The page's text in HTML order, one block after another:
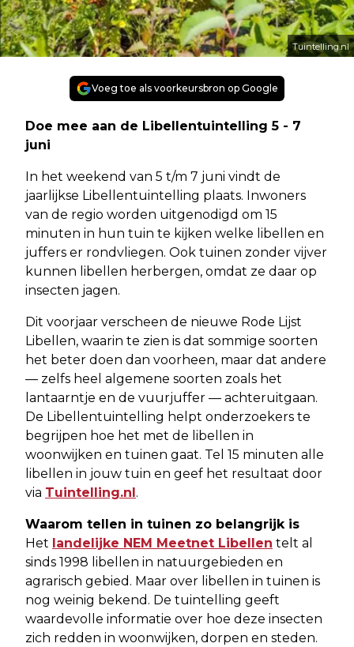
Tuintelling.nl
Voeg toe als voorkeursbron op Google
Doe mee aan de Libellentuintelling 5 - 7
juni
In het weekend van 5 t/m 7 juni vindt de
jaarlijkse Libellentuintelling plaats. Inwoners
van de regio worden uitgenodigd om 15
minuten in hun tuin te kijken welke libellen en
juffers er rondvliegen. Ook tuinen zonder vijver
kunnen libellen herbergen, omdat ze daar op
insecten jagen.
Dit voorjaar verscheen de nieuwe Rode Lijst
Libellen, waarin te zien is dat sommige soorten
het beter doen dan voorheen, maar dat andere
— zelfs heel algemene soorten zoals het
lantaarntje en de vuurjuffer — achteruitgaan.
De Libellentuintelling helpt onderzoekers te
begrijpen hoe het met de libellen in
woonwijken en tuinen gaat. Tel 15 minuten alle
libellen in jouw tuin en geef het resultaat door
via Tuintelling.nl .
Waarom tellen in tuinen zo belangrijk is
Het landelijke NEM Meetnet Libellen telt al
sinds 1998 libellen in natuurgebieden en
agrarisch gebied. Maar over libellen in tuinen is
nog weinig bekend. De tuintelling geeft
waardevolle informatie over hoe deze insecten
zich redden in woonwijken, dorpen en steden.